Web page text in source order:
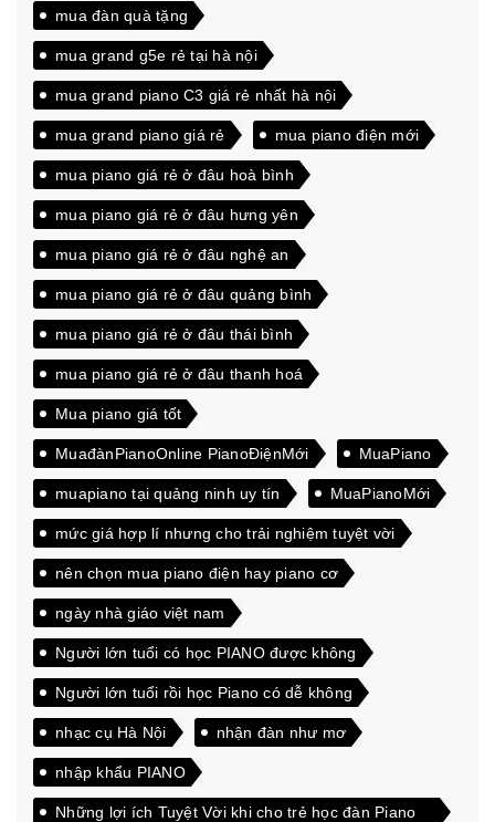
mua đàn quà tặng
mua grand g5e rẻ tại hà nội
mua grand piano C3 giá rẻ nhất hà nội
mua grand piano giá rẻ mua piano điện mới
mua piano giá rẻ ở đâu hoà bình
mua piano giá rẻ ở đâu hưng yên
mua piano giá rẻ ở đâu nghệ an
mua piano giá rẻ ở đâu quảng bình
mua piano giá rẻ ở đâu thái bình
mua piano giá rẻ ở đâu thanh hoá
Mua piano giá tốt
MuađànPianoOnline PianoĐiệnMới MuaPiano
muapiano tại quảng ninh uy tín MuaPianoMới
mức giá hợp lí nhưng cho trải nghiệm tuyệt vời
nên chọn mua piano điện hay piano cơ
ngày nhà giáo việt nam
Người lớn tuổi có học PIANO được không
Người lớn tuổi rồi học Piano có dễ không
nhạc cụ Hà Nội nhận đàn như mơ
nhập khẩu PIANO
Những lợi ích Tuyệt Vời khi cho trẻ học đàn Piano